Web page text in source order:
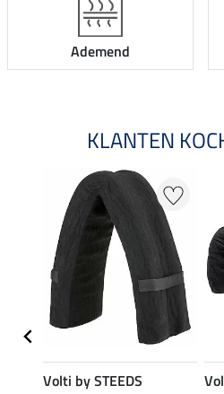
Ademend
KLANTEN
Volti by STEEDS